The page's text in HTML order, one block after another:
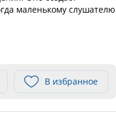
маленькому слушателю
В избранное